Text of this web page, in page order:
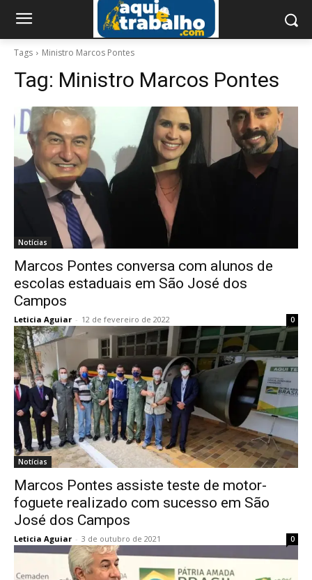
Tags Ministro Marcos Pontes
Tag: Ministro Marcos Pontes
Notícias
Marcos Pontes conversa com alunos de
escolas estaduais em São José dos
Campos
Leticia Aguiar - 12 de fevereiro de 2022 0
Notícias
Marcos Pontes assiste teste de motor-
foguete realizado com sucesso em São
José dos Campos
Leticia Aguiar - 3 de outubro de 2021 0